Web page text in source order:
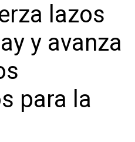
lazos
y avanza
para la